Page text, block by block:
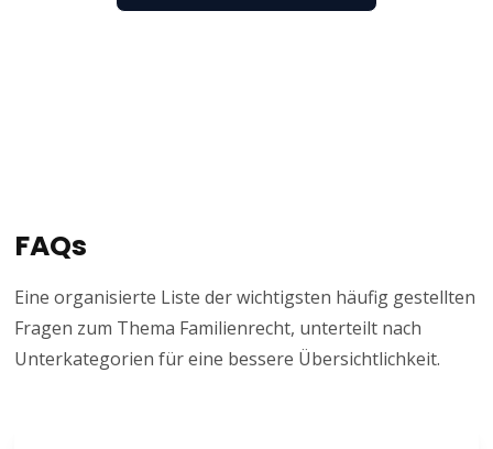
FAQs
Eine organisierte Liste der wichtigsten häufig gestellten
Fragen zum Thema Familienrecht, unterteilt nach
Unterkategorien für eine bessere Übersichtlichkeit.